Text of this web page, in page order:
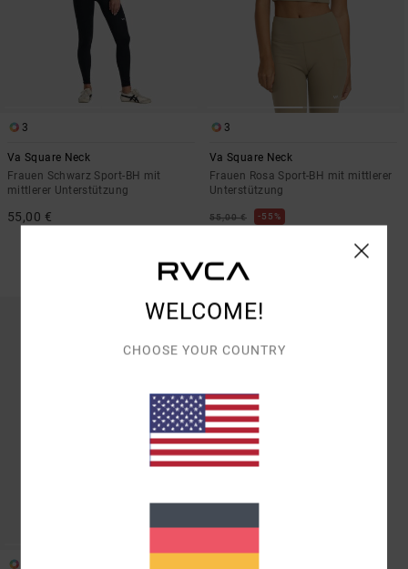
3
Va Square Neck
Frauen Schwarz Sport-BH mit
mittlerer Unterstützung
55,00 €
3
Va Square Neck
Frauen Rosa Sport-BH mit mittlerer
Unterstützung
55,00 € 55%
SALE
DOPPELTER RABATT EXTRA 25 %
WELCOME!
CHOOSE YOUR COUNTRY